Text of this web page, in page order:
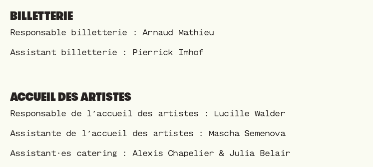
BILLETTERIE
Responsable billetterie : Arnaud Mathieu
Assistant billetterie : Pierrick Imhof
ACCUEIL DES ARTISTES
Responsable de l’accueil des artistes : Lucille Walder
Assistante de l’accueil des artistes : Mascha Semenova
Assistant·es catering : Alexis Chapelier & Julia Belair